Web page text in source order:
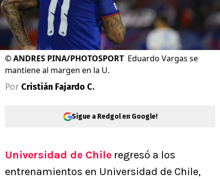
©ANDRES PINA/PHOTOSPORT Eduardo Vargas se
mantiene al margen en la U.
Por Cristián Fajardo C.
Sigue a Redgol en Google!
Universidad de Chile regresó a los
entrenamientos en Universidad de Chile,